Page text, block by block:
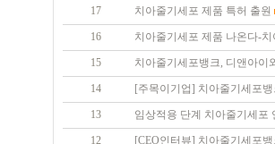
17 치아줄기세포 제품 특허 출원
16 치아줄기세포 제품 나온다-
15 치아줄기세포뱅크, 디앤아이
14 [주목이기업] 치아줄기세포
13 임상적용 단계 치아줄기세포
12 [CEO인터뷰] 치아줄기세포